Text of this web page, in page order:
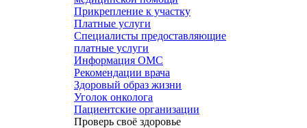
Прикрепление к участку
Платные услуги
Специалисты предоставляющие
платные услуги
Информация ОМС
Рекомендации врача
Здоровый образ жизни
Уголок онколога
Пациентские организации
Проверь своё здоровье